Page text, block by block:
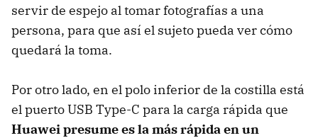
servir de espejo al tomar fotografías a una
persona, para que así el sujeto pueda ver cómo
quedará la toma.
Por otro lado, en el polo inferior de la costilla está
el puerto USB Type-C para la carga rápida que
Huawei presume es la más rápida en un